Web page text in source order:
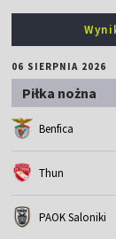
06 SIERPNIA 2026
Piłka nożna
Benfica
Thun
PAOK Saloniki